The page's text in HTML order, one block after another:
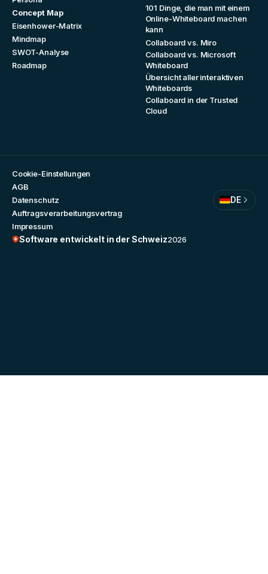
Concept Map
Eisenhower-Matrix
Mindmap
SWOT-Analyse
Roadmap
101 Dinge, die man mit einem
Online-Whiteboard machen
kann
Collaboard vs. Miro
Collaboard vs. Microsoft
Whiteboard
Übersicht aller interaktiven
Whiteboards
Collaboard in der Trusted
Cloud
Software entwickelt in der Schweiz2026
Cookie-Einstellungen
AGB
Datenschutz
Auftragsverarbeitungsvertrag
Impressum
DE